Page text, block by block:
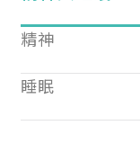
精神
睡眠